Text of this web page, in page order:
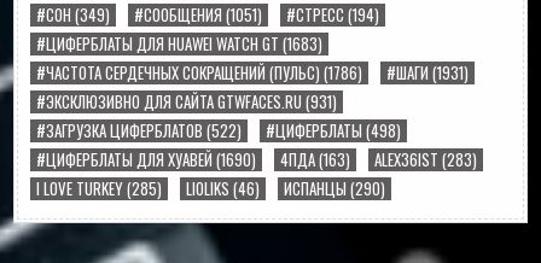
#СОН (349) #СООБЩЕНИЯ (1051) #СТРЕСС (194)
#ЦИФЕРБЛАТЫ ДЛЯ HUAWEI WATCH GT (1683)
#ЧАСТОТА СЕРДЕЧНЫХ СОКРАЩЕНИЙ (ПУЛЬС) (1786) #ШАГИ (1931)
#ЭКСКЛЮЗИВНО ДЛЯ САЙТА GTWFACES.RU (931)
#ЗАГРУЗКА ЦИФЕРБЛАТОВ (522) #ЦИФЕРБЛАТЫ (498)
#ЦИФЕРБЛАТЫ ДЛЯ ХУАВЕЙ (1690) 4ПДА(163) ALEX36IST (283)
I LOVE TURKEY(285) LIOLIKS (46) ИСПАНЦЫ (290)